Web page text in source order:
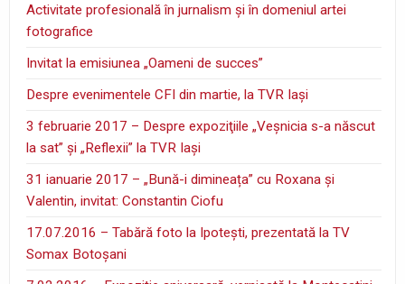
Activitate profesională în jurnalism şi în domeniul artei
fotografice
Invitat la emisiunea „Oameni de succes”
Despre evenimentele CFI din martie, la TVR Iaşi
3 februarie 2017 – Despre expoziţiile „Veşnicia s-a născut
la sat” şi „Reflexii” la TVR Iaşi
31 ianuarie 2017 – „Bună-i dimineața” cu Roxana și
Valentin, invitat: Constantin Ciofu
17.07.2016 – Tabără foto la Ipoteşti, prezentată la TV
Somax Botoşani